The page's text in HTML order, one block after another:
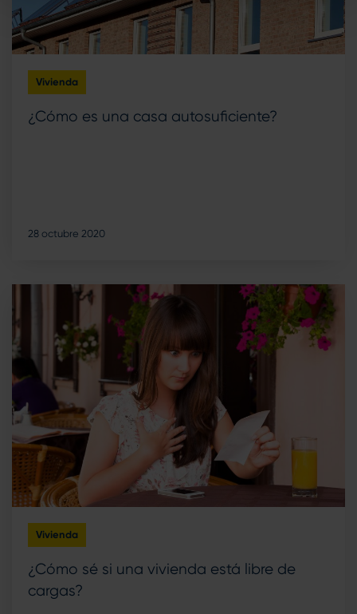
Vivienda
¿Cómo es una casa autosuficiente?
28 octubre 2020
Vivienda
¿Cómo sé si una vivienda está libre de
cargas?